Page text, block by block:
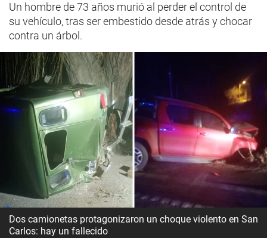
Un hombre de 73 años murió al perder el control de
su vehículo, tras ser embestido desde atrás y chocar
contra un árbol.
Dos camionetas protagonizaron un choque violento en San
Carlos: hay un fallecido